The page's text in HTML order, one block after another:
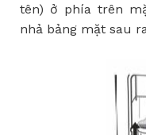
tên) ở phía trên m
nhả bảng mặt sau